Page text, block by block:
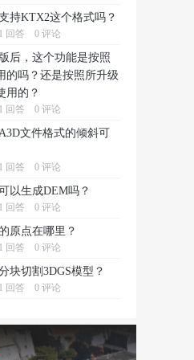
持KTX2这个格式吗？
1 回答 0 评论
后，这个功能是按照
的吗？还是按照所升级
用的？
1 回答 0 评论
文件格式的倾斜可
1 回答 0 评论
以生成DEM吗？
1 回答 0 评论
原点在哪里？
1 回答 0 评论
块切割3DGS模型？
1 回答 0 评论